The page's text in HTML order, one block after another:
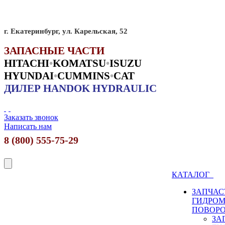
г. Екатеринбург, ул. Карельская, 52
ЗАПАСНЫЕ ЧАСТИ
HITACHI•KOMATSU•ISUZU
HYUNDAI•CUMMINS•CAT
ДИЛЕР HANDOK HYDRAULIC
Заказать звонок
Написать нам
8 (800) 555-75-29
КАТАЛОГ